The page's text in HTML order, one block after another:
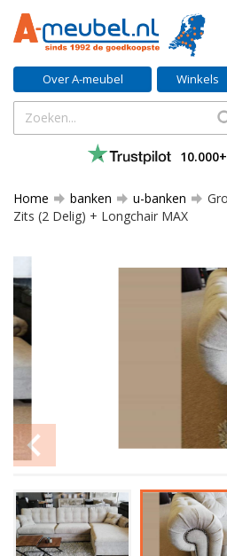
Over A-meubel Winkels
10.000+
Home banken u-banken
Zits (2 Delig) + Longchair MAX